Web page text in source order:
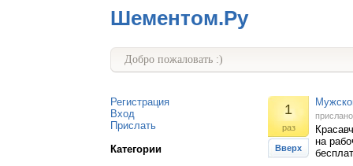
Шементом.Ру
Добро пожаловать :)
Регистрация
Вход
Прислать
Категории
1
раз
Вверх
на